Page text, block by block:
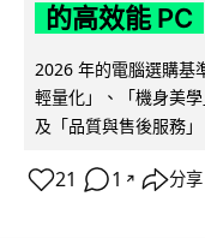
的高效能 PC
2026 年的電腦選購基
輕量化」、「機身美
及「品質與售後服務
21 1 ↗ 分享